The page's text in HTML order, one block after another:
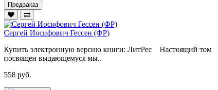
Предзаказ
Сергей Иосифович Гессен (ФР)
Купить электронную версию книги: ЛитРес Настоящий том
посвящен выдающемуся мы..
558 руб.